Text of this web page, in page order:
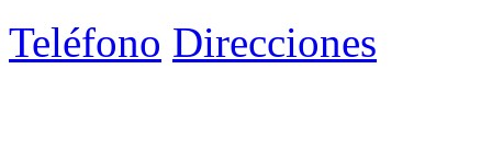
Teléfono Direcciones